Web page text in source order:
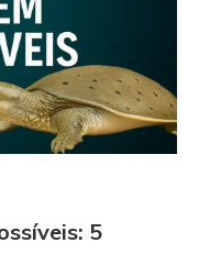
5